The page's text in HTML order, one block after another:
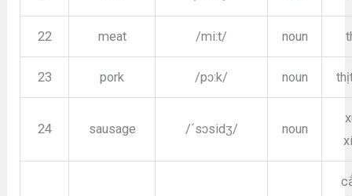
22 meat /mi:t/ noun
23 pork /pɔ:k/ noun
24 sausage /´sɔsidʒ/ noun